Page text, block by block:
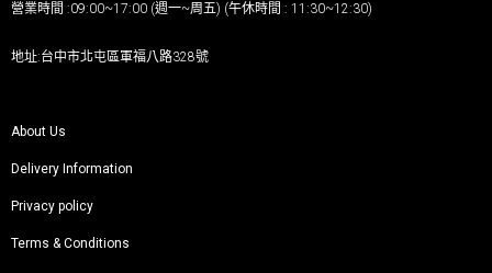
營業時間 :09:00~17:00 (週一~周五) (午休時間 : 11:30~12:30)
地址:台中市北屯區軍福八路328號
About Us
Delivery Information
Privacy policy
Terms & Conditions